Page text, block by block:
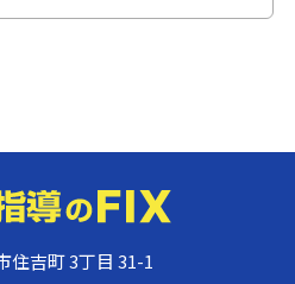
住吉町 3丁目 31-1